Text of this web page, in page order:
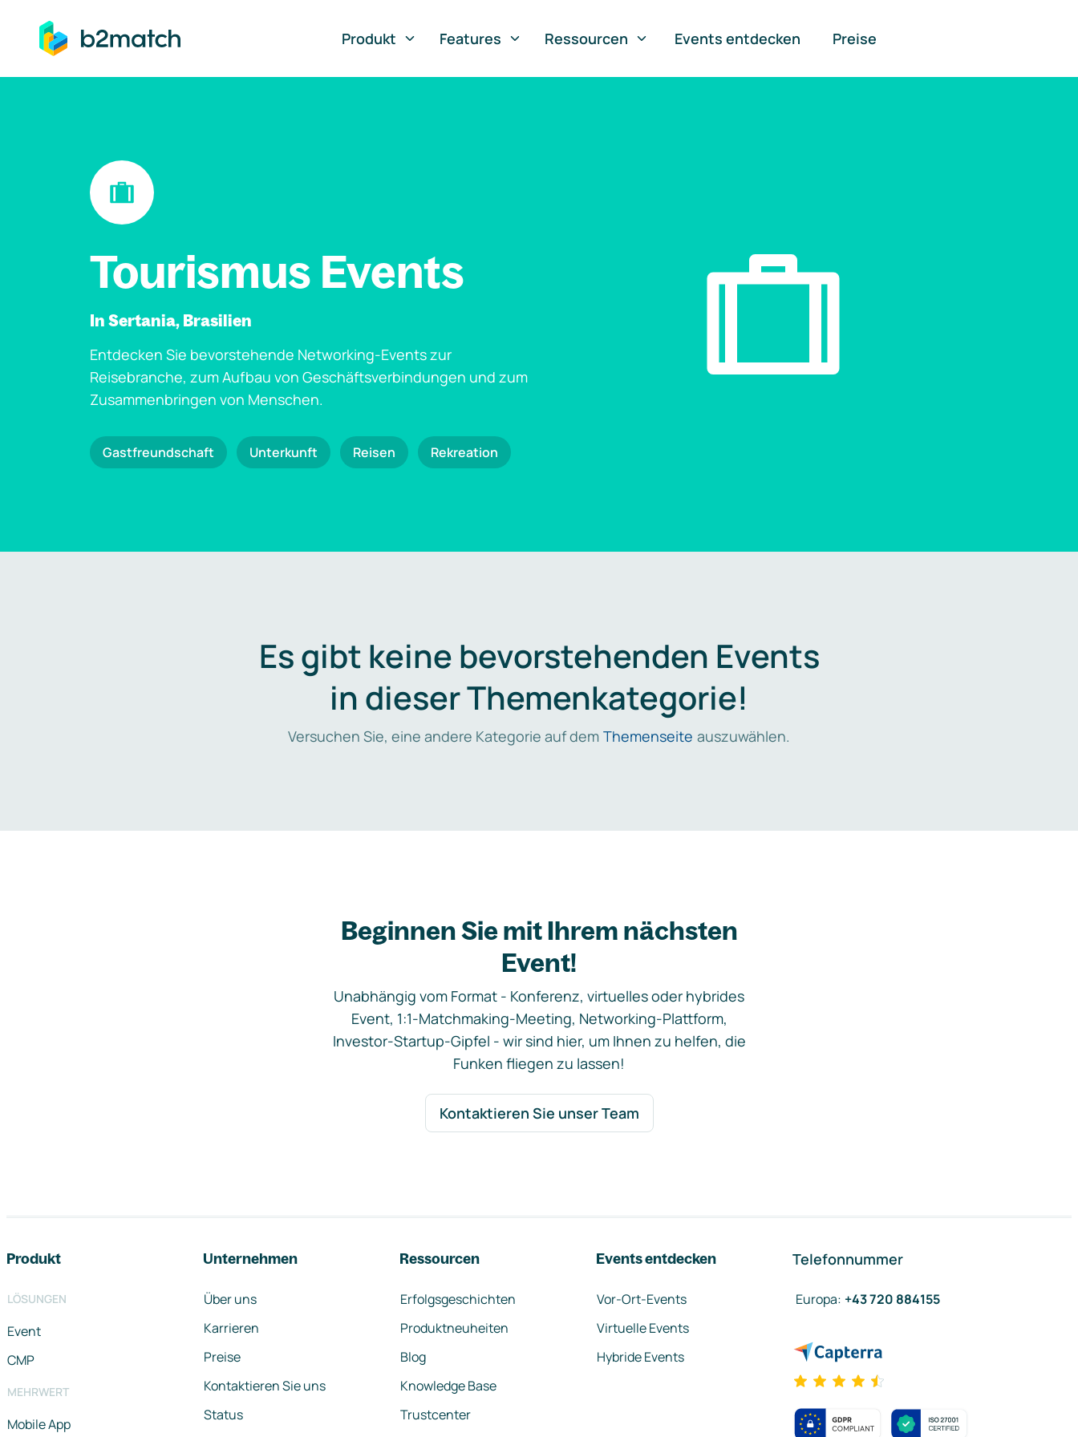
springen
Produkt
Features Ressourcen Events entdecken Preise
Tourismus Events
In Sertania, Brasilien
Entdecken Sie bevorstehende Networking-Events zur
Reisebranche, zum Aufbau von Geschäftsverbindungen und zum
Zusammenbringen von Menschen.
Gastfreundschaft Unterkunft Reisen Rekreation
Es gibt keine bevorstehenden Events
in dieser Themenkategorie!
Versuchen Sie, eine andere Kategorie auf dem Themenseite auszuwählen.
Beginnen Sie mit Ihrem nächsten
Event!
Unabhängig vom Format - Konferenz, virtuelles oder hybrides
Event, 1:1-Matchmaking-Meeting, Networking-Plattform,
Investor-Startup-Gipfel - wir sind hier, um Ihnen zu helfen, die
Funken fliegen zu lassen!
Kontaktieren Sie unser Team
Produkt
LÖSUNGEN
Event
CMP
MEHRWERT
Mobile App
Unternehmen
Über uns
Karrieren
Preise
Kontaktieren Sie uns
Status
Ressourcen
Erfolgsgeschichten
Produktneuheiten
Blog
Knowledge Base
Trustcenter
Events entdecken
Vor-Ort-Events
Virtuelle Events
Hybride Events
Telefonnummer
Europa: +43 720 884155